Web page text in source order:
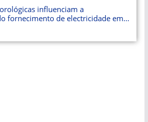
influenciam a
fornecimento de electricidade em